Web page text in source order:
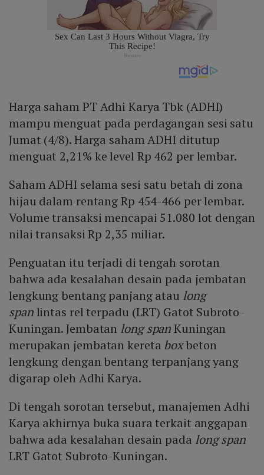
Harga saham PT Adhi Karya Tbk (ADHI)
mampu menguat pada perdagangan sesi satu
Jumat (4/8). Harga saham ADHI ditutup
menguat 2,21% ke level Rp 462 per lembar.
Saham ADHI selama sesi satu betah di zona
hijau dalam rentang Rp 454-466 per lembar.
Volume transaksi mencapai 51.080 lot dengan
nilai transaksi Rp 2,35 miliar.
Penguatan itu terjadi di tengah sorotan
bahwa ada kesalahan desain pada jembatan
lengkung bentang panjang atau long
spanlintas rel terpadu (LRT) Gatot Subroto-
Kuningan. Jembatan long spanKuningan
merupakan jembatan kereta boxbeton
lengkung dengan bentang terpanjang yang
digarap oleh Adhi Karya.
Di tengah sorotan tersebut, manajemen Adhi
Karya akhirnya buka suara terkait anggapan
bahwa ada kesalahan desain pada long span
LRT Gatot Subroto-Kuningan.